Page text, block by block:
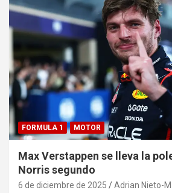
FORMULA 1 MOTOR
Max Verstappen se lleva la
Norris segundo
6 de diciembre de 2025
Adrian Nieto-